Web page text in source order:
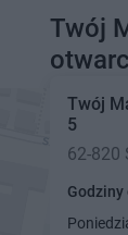
Twój
Twój
5
62-820